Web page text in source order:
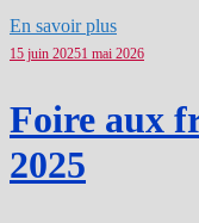
En savoir plus
15 juin 20251 mai 2026
Foire aux
2025